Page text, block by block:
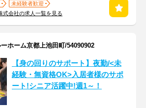
未経験者歓迎
式会社の求人一覧を見る
ホーム京都上池田町/54090902
【身の回りのサポート】夜勤/<未
経験・無資格OK>入居者様のサポ
ート!シニア活躍中!週1～！